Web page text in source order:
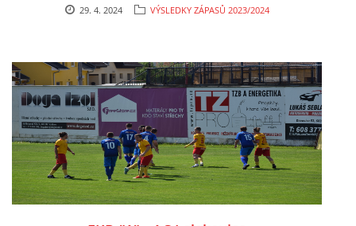
29. 4. 2024 VÝSLEDKY ZÁPASŮ 2023/2024